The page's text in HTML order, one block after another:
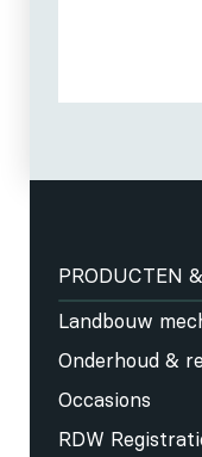
PRODUCTEN
Landbouw
Onderhoud &
Occasions
RDW